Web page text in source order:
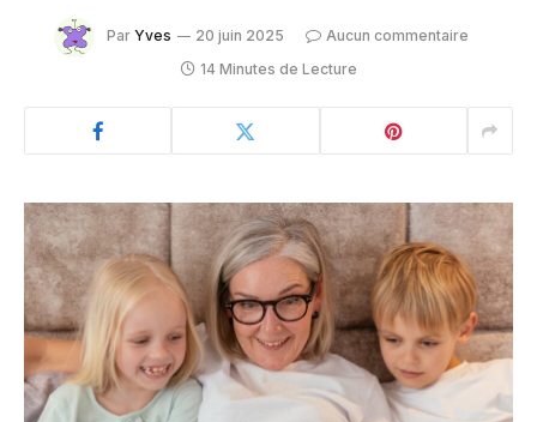
Par Yves 20 juin 2025
Aucun commentaire
14 Minutes de Lecture